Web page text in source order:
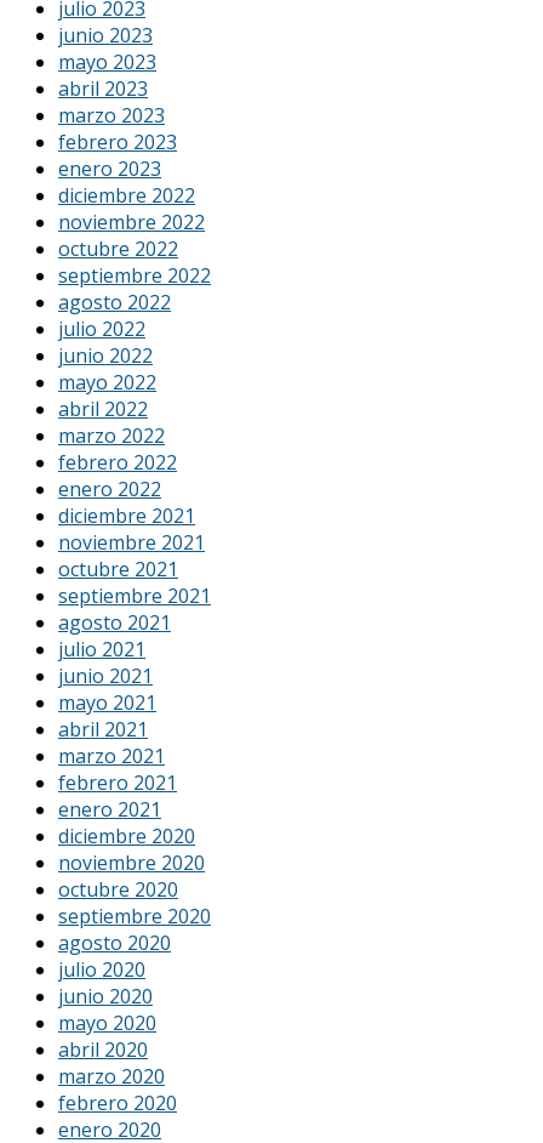
julio 2023
junio 2023
mayo 2023
abril 2023
marzo 2023
febrero 2023
enero 2023
diciembre 2022
noviembre 2022
octubre 2022
septiembre 2022
agosto 2022
julio 2022
junio 2022
mayo 2022
abril 2022
marzo 2022
febrero 2022
enero 2022
diciembre 2021
noviembre 2021
octubre 2021
septiembre 2021
agosto 2021
julio 2021
junio 2021
mayo 2021
abril 2021
marzo 2021
febrero 2021
enero 2021
diciembre 2020
noviembre 2020
octubre 2020
septiembre 2020
agosto 2020
julio 2020
junio 2020
mayo 2020
abril 2020
marzo 2020
febrero 2020
enero 2020